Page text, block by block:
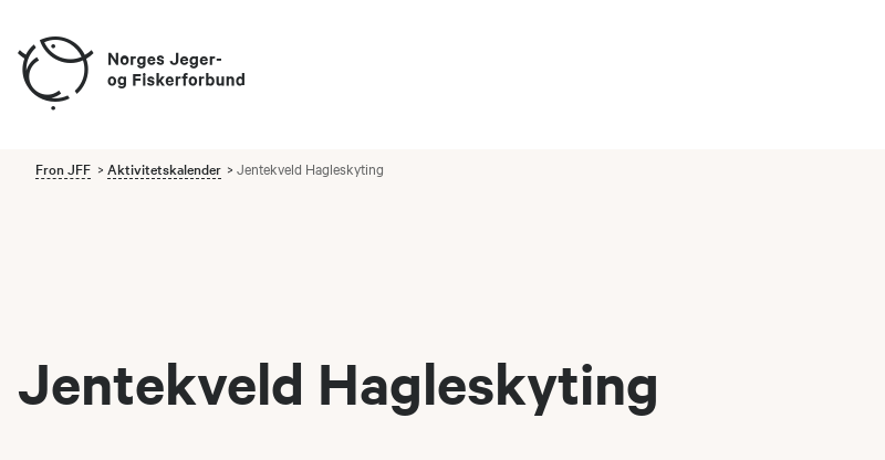
Fron JFF Aktivitetskalender Jentekveld Hagleskyting
Jentekveld Hagleskyting